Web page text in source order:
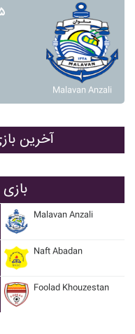
Malavan Anzali
آخرین
Malavan Anzali
Naft Abadan
Foolad Khouzestan